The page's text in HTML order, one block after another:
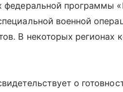
федеральной программы
военной
В некоторых регионах
о